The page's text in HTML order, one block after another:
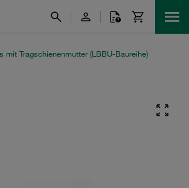
mit Tragschienenmutter (LBBU-Baureihe)